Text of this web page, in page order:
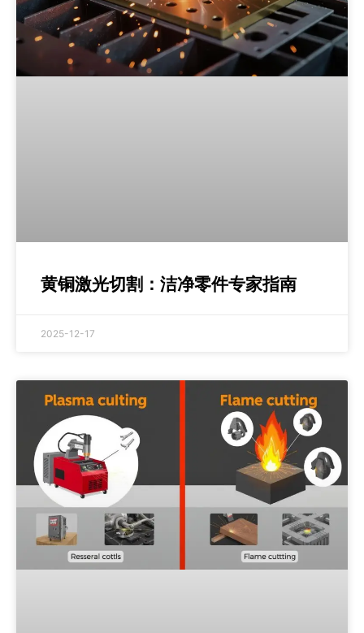
黄铜激光切割：洁净零件专家指南
2025-12-17